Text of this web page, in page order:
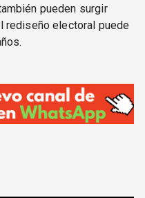
pueden surgir
rediseño electoral puede